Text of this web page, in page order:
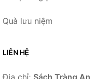
Quà lưu niệm
LIÊN HỆ
Địa chỉ: Sách Tràng An